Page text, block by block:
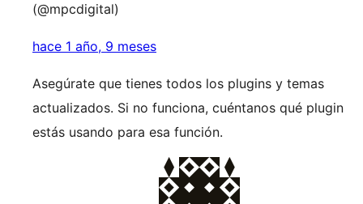
(@mpcdigital)
hace 1 año, 9 meses
Asegúrate que tienes todos los plugins y temas
actualizados. Si no funciona, cuéntanos qué plugin
estás usando para esa función.